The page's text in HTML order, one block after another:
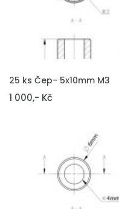
VLOŽIT DO KOŠÍKU
25 ks Čep- 5x10mm M3
1 000,- Kč